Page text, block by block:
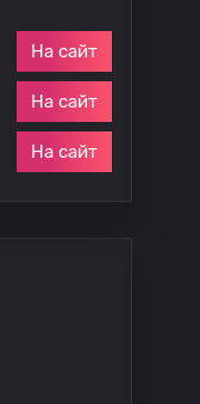
На сайт
На сайт
На сайт